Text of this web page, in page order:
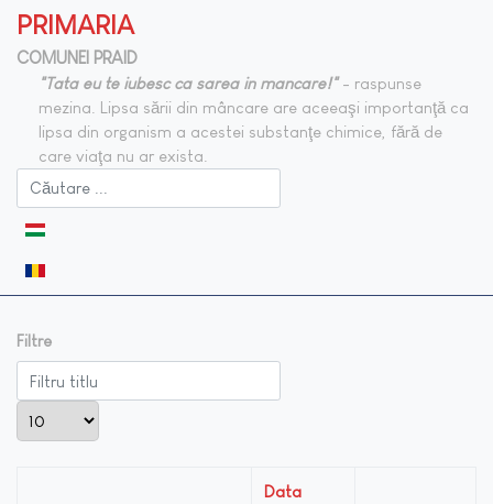
PRIMARIA
COMUNEI PRAID
"Tata eu te iubesc ca sarea in mancare!"- raspunse
mezina. Lipsa sării din mâncare are aceeaşi importanţă ca
lipsa din organism a acestei substanţe chimice, fără de
care viaţa nu ar exista.
Filtre
Filtru titlu
Afișare #
Data